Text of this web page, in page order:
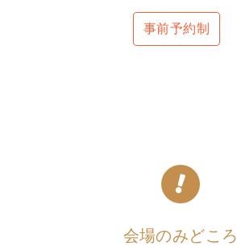
事前予約制
会場のみどころ